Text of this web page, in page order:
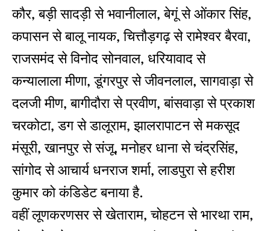
कौर, बड़ी सादड़ी से भवानीलाल, बेगूं से ओंकार सिंह,
कपासन से बालू नायक, चित्तौड़गढ़ से रामेश्वर बैरवा,
राजसमंद से विनोद सोनवाल, धरियावाद से
कन्यालाला मीणा, डूंगरपुर से जीवनलाल, सागवाड़ा से
दलजी मीण, बागीदौरा से प्रवीण, बांसवाड़ा से प्रकाश
चरकोटा, डग से डालूराम, झालरापाटन से मकसूद
मंसूरी, खानपुर से संजू, मनोहर धाना से चंद्रसिंह,
सांगोद से आचार्य धनराज शर्मा, लाडपुरा से हरीश
कुमार को कंडिडेट बनाया है.
वहीं लूणकरणसर से खेताराम, चोहटन से भारथा राम,